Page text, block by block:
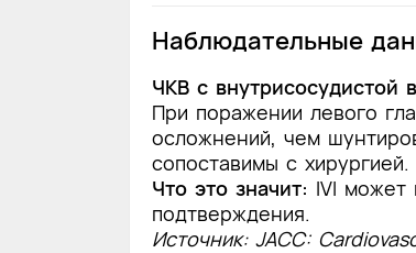
Наблюдательные
ЧКВ с внутрисосудистой
При поражении левого
осложнений, чем
сопоставимы с хирургией.
Что это значит: IVI может
подтверждения.
Источник: JACC: